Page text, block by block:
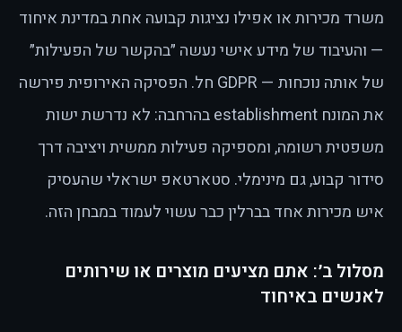
משרד מכירות או אפילו נציגות קבועה אחת במדינת איחוד
— והעיבוד של מידע אישי נעשה ״בהקשר של הפעילות״
של אותה נוכחות — GDPR חל. הפסיקה האירופית פירשה
את המונח establishment בהרחבה: לא נדרשת ישות
משפטית רשומה, ומספיקה פעילות ממשית ויציבה דרך
סידור קבוע, גם מינימלי. סטארטאפ ישראלי שהעסיק
איש מכירות אחד בברלין כבר עשוי לעמוד במבחן הזה.
מסלול ב׳: אתם מציעים מוצרים או שירותים
לאנשים באיחוד